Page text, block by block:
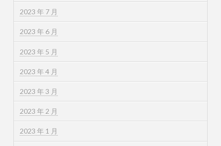
2023 年 7 月
2023 年 6 月
2023 年 5 月
2023 年 4 月
2023 年 3 月
2023 年 2 月
2023 年 1 月